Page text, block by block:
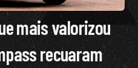
mais valorizou
recuaram